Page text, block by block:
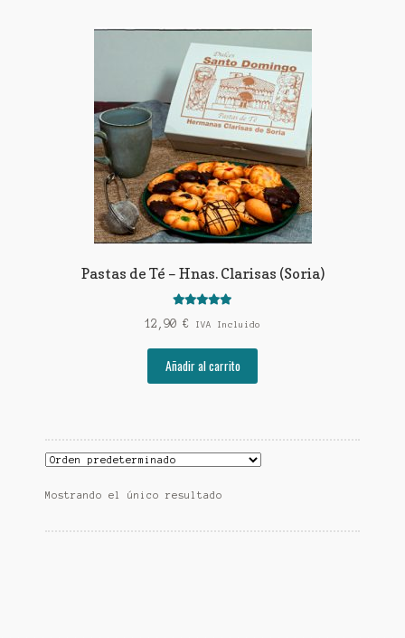
Pastas de Té – Hnas. Clarisas (Soria)
12,90 € IVA Incluido
Añadir al carrito
Mostrando el único resultado